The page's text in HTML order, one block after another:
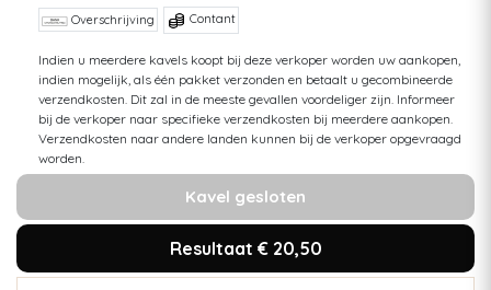
Overschrijving Contant
Indien u meerdere kavels koopt bij deze verkoper worden uw aankopen,
indien mogelijk, als één pakket verzonden en betaalt u gecombineerde
verzendkosten. Dit zal in de meeste gevallen voordeliger zijn. Informeer
bij de verkoper naar specifieke verzendkosten bij meerdere aankopen.
Verzendkosten naar andere landen kunnen bij de verkoper opgevraagd
worden.
Kavel gesloten
Resultaat € 20,50